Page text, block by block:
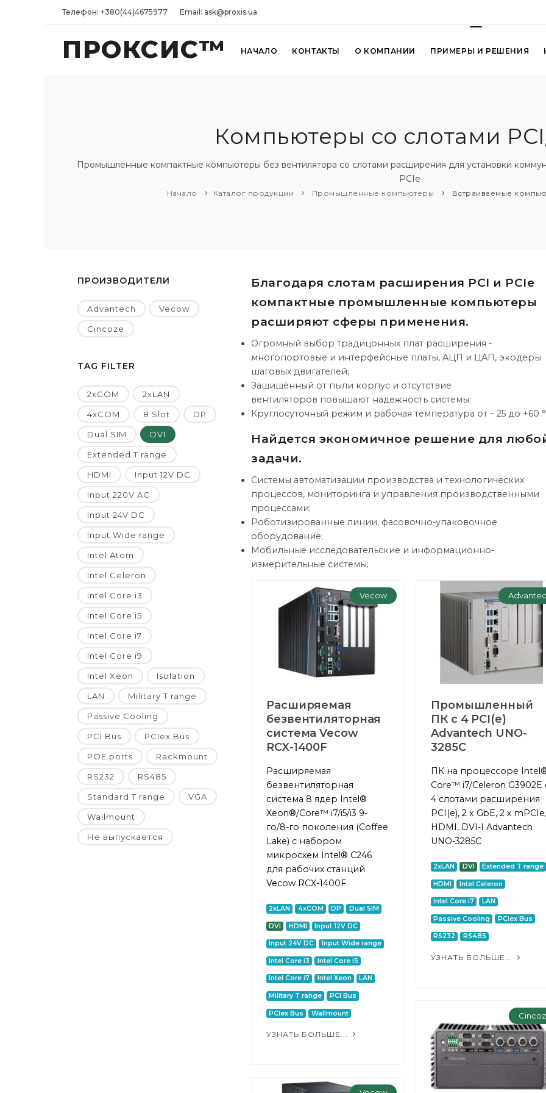
Телефон: +380(44)4675977 Email: ask@proxis.ua
ПРОКСИС™ НАЧАЛО КОНТАКТЫ О КОМПАНИИ ПРИМЕРЫ И РЕШЕНИЯ
Компьютеры со слотами
Промышленные компактные компьютеры без вентилятора со слотами расширения для установки
PCIe
Начало Каталог продукции Промышленные компьютеры Встраиваемые
ПРОИЗВОДИТЕЛИ
Advantech Vecow
Cincoze
TAG FILTER
2xCOM 2xLAN
4xCOM 8 Slot DP
Dual SIM DVI
Extended T range
HDMI Input 12V DC
Input 220V AC
Input 24V DC
Input Wide range
Intel Atom
Intel Celeron
Intel Core i3
Intel Core i5
Intel Core i7
Intel Core i9
Intel Xeon Isolation
LAN Military T range
Passive Cooling
PCI Bus PCIex Bus
POE ports Rackmount
RS232 RS485
Standard T range VGA
Wallmount
Не выпускается
Благодаря слотам расширения PCI и PCIe
компактные промышленные компьютеры
расширяют сферы применения.
Огромный выбор традицонных плат расширения -
многопортовые и интерфейсные платы, АЦП и ЦАП, экодеры
шаговых двигателей;
Защищённый от пыли корпус и отсутствие
вентиляторов повышают надежность системы;
Круглосуточный режим и рабочая температура от – 25 до +60
Найдется экономичное решение для
задачи.
Системы автоматизации производства и технологических
процессов, мониторинга и управления производственными
процессами;
Роботизированные линии, фасовочно-упаковочное
оборудование;
Мобильные исследовательские и информационно-
измерительные системы;
Vecow
Расширяемая
безвентиляторная
система Vecow
RCX-1400F
Расширяемая
безвентиляторная
система 8 ядер Intel®
Xeon®/Core™ i7/i5/i3 9-
го/8-го поколения (Coffee
Lake) с набором
микросхем Intel® C246
для рабочих станций
Vecow RCX-1400F
2xLAN 4xCOM DP Dual SIM
DVI HDMI Input 12V DC
Input 24V DC Input Wide range
Intel Core i3 Intel Core i5
Intel Core i7 Intel Xeon LAN
Military T range PCI Bus
PCIex Bus Wallmount
УЗНАТЬ БОЛЬШЕ...
Промышленный
ПК с 4 PCI(e)
Advantech UNO-
3285C
ПК на процессоре
Core™ i7/Celeron G3902E
4 слотами расширения
PCI(e), 2 x GbE, 2 x mPCIe,
HDMI, DVI-I Advantech
UNO-3285C
2xLAN DVI Extended T range
HDMI Intel Celeron
Intel Core i7 LAN
Passive Cooling PCIex Bus
RS232 RS485
УЗНАТЬ БОЛЬШЕ...